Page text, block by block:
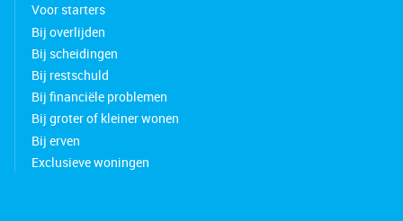
Voor starters
Bij overlijden
Bij scheidingen
Bij restschuld
Bij financiële problemen
Bij groter of kleiner wonen
Bij erven
Exclusieve woningen